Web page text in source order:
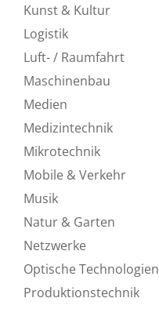
Kunst & Kultur
Logistik
Luft- / Raumfahrt
Maschinenbau
Medien
Medizintechnik
Mikrotechnik
Mobile & Verkehr
Musik
Natur & Garten
Netzwerke
Optische Technologien
Produktionstechnik